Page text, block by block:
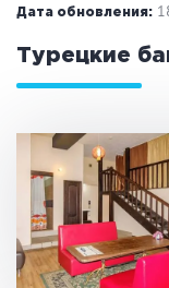
Финская сауна
Поводы
Загородный
Праздник/
Дата обновления:
Турецкие